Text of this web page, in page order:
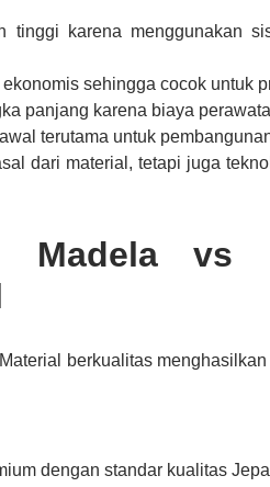
tinggi karena menggunakan
sehingga cocok untuk
panjang karena biaya
terutama untuk
dari material, tetapi juga
Madela vs
berkualitas
dengan standar kualitas